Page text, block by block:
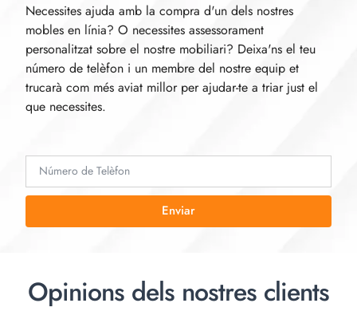
Necessites ajuda amb la compra d'un dels nostres
mobles en línia? O necessites assessorament
personalitzat sobre el nostre mobiliari? Deixa'ns el teu
número de telèfon i un membre del nostre equip et
trucarà com més aviat millor per ajudar-te a triar just el
que necessites.
Enviar
Opinions dels nostres clients